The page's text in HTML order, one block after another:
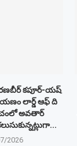
కపూర్-యష్
లార్డ్ ఆఫ్ ది
అవతార్
2026